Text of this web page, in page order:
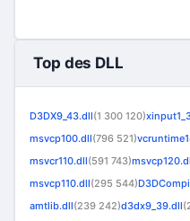
Top des DLL
D3DX9_43.dll(1 300 120)
msvcp100.dll(796 521)
msvcr110.dll(591 743)
msvcp110.dll(295 544)
amtlib.dll(239 242)d3dx9_39.dll